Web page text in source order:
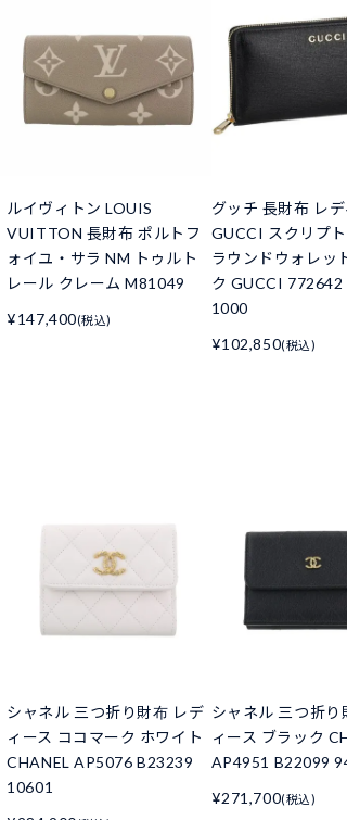
ルイヴィトン LOUIS
VUITTON 長財布 ポルトフ
ォイユ・サラ NM トゥルト
レール クレーム M81049
¥147,400(税込)
グッチ 長財布 レデ
GUCCI スクリプ
ラウンドウォレッ
ク GUCCI 772642
1000
¥102,850(税込)
シャネル 三つ折り財布 レデ
ィース ココマーク ホワイト
CHANEL AP5076 B23239
10601
シャネル 三つ折り
ィース ブラック
AP4951 B22099
¥271,700(税込)